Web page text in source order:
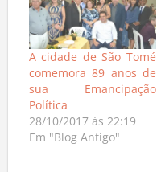
A cidade de São Tomé
comemora 89 anos de
sua Emancipação
Política
28/10/2017 às 22:19
Em "Blog Antigo"